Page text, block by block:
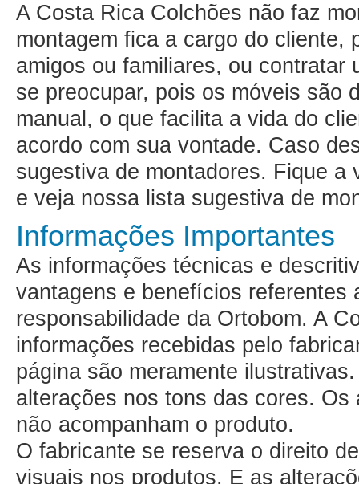
A Costa Rica Colchões não faz
montagem fica a cargo do cliente,
amigos ou familiares, ou contratar
se preocupar, pois os móveis são
manual, o que facilita a vida do
acordo com sua vontade. Caso
sugestiva de montadores. Fique a
e veja nossa lista sugestiva de
Informações Importantes
As informações técnicas e
vantagens e benefícios referentes
responsabilidade da Ortobom. A
informações recebidas pelo
página são meramente
alterações nos tons das cores.
não acompanham o produto.
O fabricante se reserva o direito
visuais nos produtos. E as